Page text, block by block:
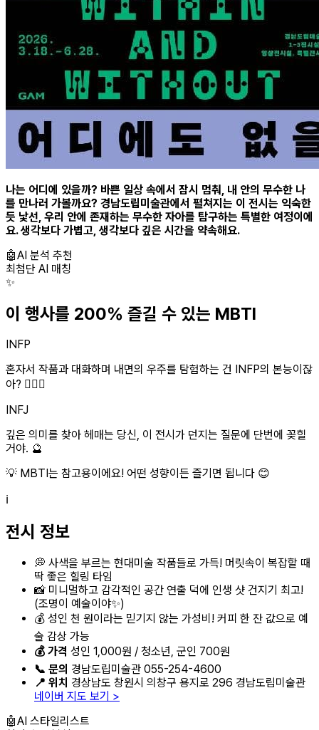
나는 어디에 있을까? 바쁜 일상 속에서 잠시 멈춰, 내 안의 무수한 나
를 만나러 가볼까요? 경남도립미술관에서 펼쳐지는 이 전시는 익숙한
듯 낯선, 우리 안에 존재하는 무수한 자아를 탐구하는 특별한 여정이에
요. 생각보다 가볍고, 생각보다 깊은 시간을 약속해요.
🤖AI 분석 추천
최첨단 AI 매칭
✨
이 행사를 200% 즐길 수 있는 MBTI
INFP
혼자서 작품과 대화하며 내면의 우주를 탐험하는 건 INFP의 본능이잖
아? 🧚‍♀️✨
INFJ
깊은 의미를 찾아 헤매는 당신, 이 전시가 던지는 질문에 단번에 꽂힐
거야. 🔮
💡 MBTI는 참고용이에요! 어떤 성향이든 즐기면 됩니다 😊
ℹ️
전시 정보
💭 사색을 부르는 현대미술 작품들로 가득! 머릿속이 복잡할 때
딱 좋은 힐링 타임
📸 미니멀하고 감각적인 공간 연출 덕에 인생 샷 건지기 최고!
(조명이 예술이야✨)
💰 성인 천 원이라는 믿기지 않는 가성비! 커피 한 잔 값으로 예
술 감상 가능
💰 가격 성인 1,000원 / 청소년, 군인 700원
📞 문의 경남도립미술관 055-254-4600
📍 위치 경상남도 창원시 의창구 용지로 296 경남도립미술관
네이버 지도 보기 >
🤖AI 스타일리스트